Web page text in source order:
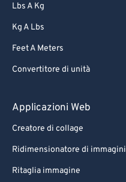
Lbs A Kg
Kg A Lbs
Feet A Meters
Convertitore di unità
Applicazioni Web
Creatore di collage
Ridimensionatore di immagini
Ritaglia immagine